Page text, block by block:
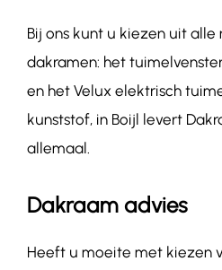
Bij ons kunt u kiezen uit
dakramen: het
en het Velux elektrisch
kunststof, in Boijl levert
allemaal.
Dakraam advies
Heeft u moeite met kiezen